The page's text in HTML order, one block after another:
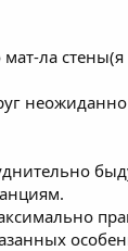
ла
неожиданно